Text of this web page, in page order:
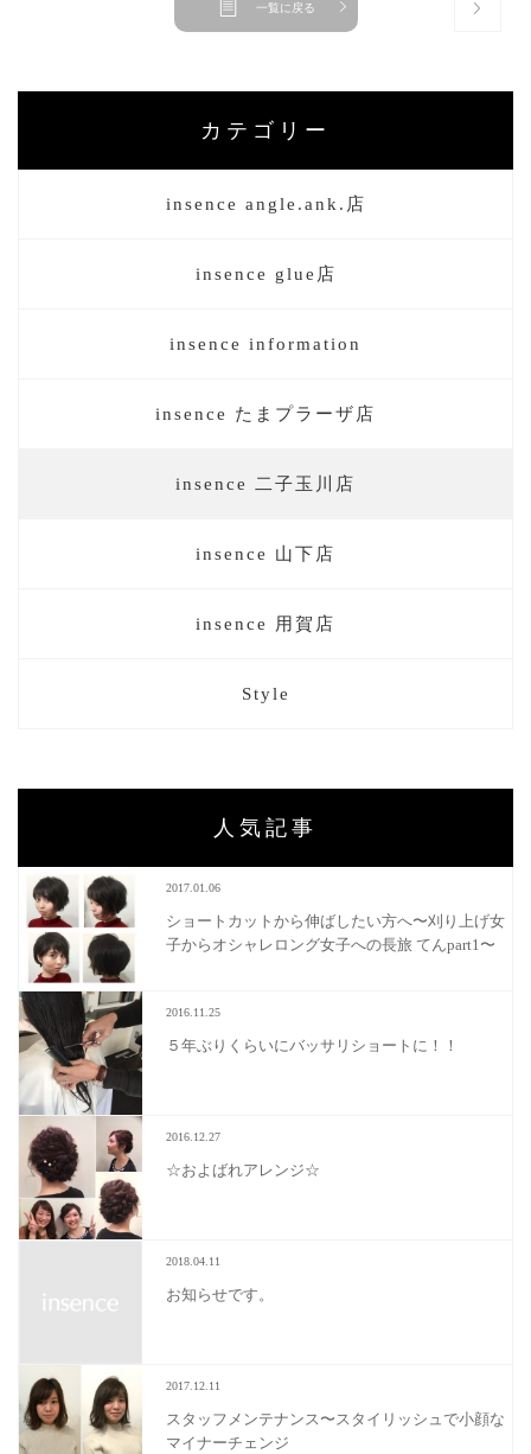
一覧に戻る
カテゴリー
insence angle.ank.店
insence glue店
insence information
insence たまプラーザ店
insence 二子玉川店
insence 山下店
insence 用賀店
Style
人気記事
2017.01.06
ショートカットから伸ばしたい方へ〜刈り上げ女
子からオシャレロング女子への長旅 てんpart1〜
2016.11.25
５年ぶりくらいにバッサリショートに！！
2016.12.27
☆およばれアレンジ☆
2018.04.11
お知らせです。
2017.12.11
スタッフメンテナンス〜スタイリッシュで小顔な
マイナーチェンジ